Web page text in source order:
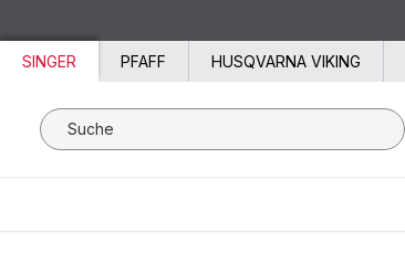
SINGER PFAFF HUSQVARNA VIKING
Suche SVP Worldwide